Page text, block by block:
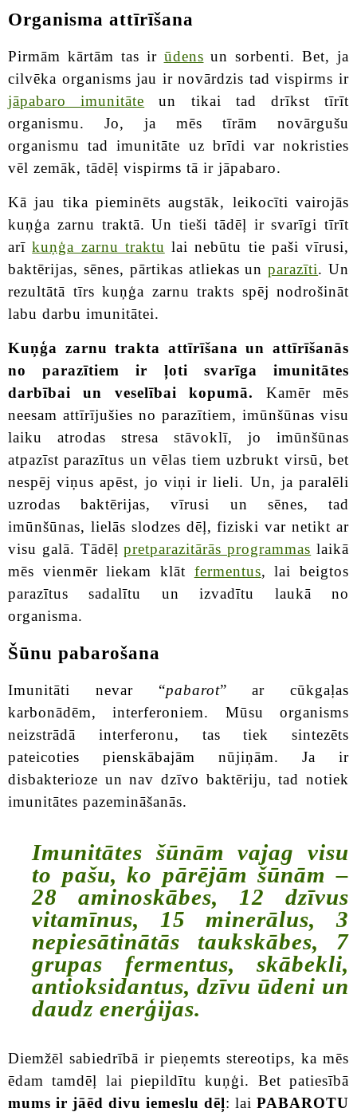
Organisma attīrīšana
Pirmām kārtām tas ir ūdens un sorbenti. Bet, ja
cilvēka organisms jau ir novārdzis tad vispirms ir
jāpabaro imunitāte un tikai tad drīkst tīrīt
organismu. Jo, ja mēs tīrām novārgušu
organismu tad imunitāte uz brīdi var nokristies
vēl zemāk, tādēļ vispirms tā ir jāpabaro.
Kā jau tika pieminēts augstāk, leikocīti vairojās
kuņģa zarnu traktā. Un tieši tādēļ ir svarīgi tīrīt
arīkuņģa zarnu traktu lai nebūtu tie paši vīrusi,
baktērijas, sēnes, pārtikas atliekas unparazīti. Un
rezultātā tīrs kuņģa zarnu trakts spēj nodrošināt
labu darbu imunitātei.
Kuņģa zarnu trakta attīrīšana un attīrīšanās
no parazītiem ir ļoti svarīga imunitātes
darbībai un veselībai kopumā.
Kamēr mēs
neesam attīrījušies no parazītiem, imūnšūnas visu
laiku atrodas stresa stāvoklī, jo imūnšūnas
atpazīst parazītus un vēlas tiem uzbrukt virsū, bet
nespēj viņus apēst, jo viņi ir lieli. Un, ja paralēli
uzrodas baktērijas, vīrusi un sēnes, tad
imūnšūnas, lielās slodzes dēļ, fiziski var netikt ar
visu galā. Tādēļpretparazitārās programmas laikā
mēs vienmēr liekam klāt fermentus, lai beigtos
parazītus sadalītu un izvadītu laukā no
organisma.
Šūnu pabarošana
Imunitāti nevar “pabarot” ar cūkgaļas
karbonādēm, interferoniem. Mūsu organisms
neizstrādā interferonu, tas tiek sintezēts
pateicoties pienskābajām nūjiņām. Ja ir
disbakterioze un nav dzīvo baktēriju, tad notiek
imunitātes pazemināšanās.
Imunitātes šūnām vajag visu
to pašu, ko pārējām šūnām –
28 aminoskābes, 12 dzīvus
vitamīnus, 15 minerālus, 3
nepiesātinātās taukskābes, 7
grupas fermentus, skābekli,
antioksidantus, dzīvu ūdeni un
daudz enerģijas.
Diemžēl sabiedrībā ir pieņemts stereotips, ka mēs
ēdam tamdēļ lai piepildītu kuņģi. Bet patiesībā
mums ir jāēd divu iemeslu dēļ: lai PABAROTU